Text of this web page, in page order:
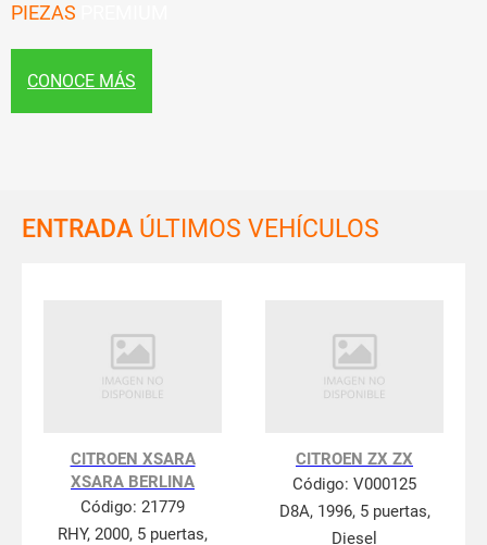
PIEZAS
CONOCE MÁS
ENTRADA ÚLTIMOS VEHÍCULOS
CITROEN XSARA
XSARA BERLINA
Código: 21779
RHY, 2000, 5 puertas,
CITROEN ZX ZX
Código: V000125
D8A, 1996, 5 puertas,
Diesel